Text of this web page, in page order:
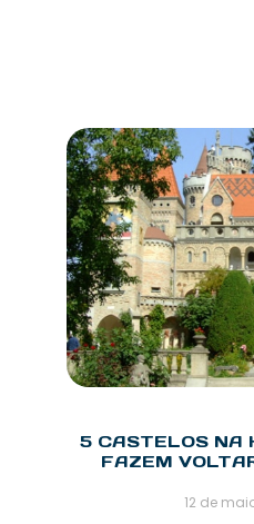
5 CASTELOS NA
FAZEM
12 de